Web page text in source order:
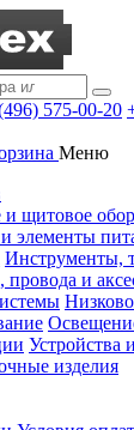
575-00-20
Меню
и щитовое
элементы
Инструменты,
провода и
Устройства
изделия